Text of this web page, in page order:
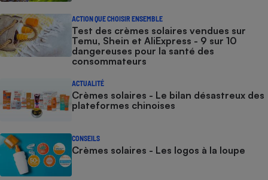
ACTION QUE CHOISIR ENSEMBLE
Test des crèmes solaires vendues sur
Temu, Shein et AliExpress - 9 sur 10
dangereuses pour la santé des
consommateurs
ACTUALITÉ
Crèmes solaires - Le bilan désastreux des
plateformes chinoises
CONSEILS
Crèmes solaires - Les logos à la loupe